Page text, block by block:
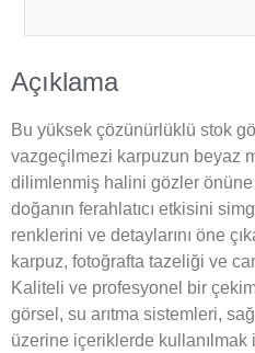
Açıklama
Bu yüksek çözünürlüklü stok
vazgeçilmezi karpuzun beyaz
dilimlenmiş halini gözler
doğanın ferahlatıcı etkisini
renklerini ve detaylarını öne
karpuz, fotoğrafta tazeliği ve
Kaliteli ve profesyonel bir
görsel, su arıtma sistemleri,
üzerine içeriklerde kullanılmak